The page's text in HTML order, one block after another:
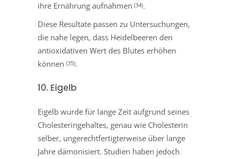
ihre Ernährung aufnahmen (34).
Diese Resultate passen zu Untersuchungen,
die nahe legen, dass Heidelbeeren den
antioxidativen Wert des Blutes erhöhen
können (35).
10. Eigelb
Eigelb wurde für lange Zeit aufgrund seines
Cholesteringehaltes, genau wie Cholesterin
selber, ungerechtfertigterweise über lange
Jahre dämonisiert. Studien haben jedoch